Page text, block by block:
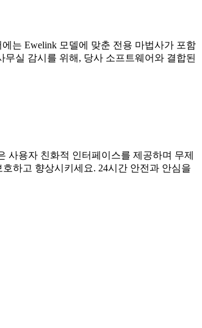
는 Ewelink 모델에 맞춘 전용 마법사가 포함
실 감시를 위해, 당사 소프트웨어와 결합된
사용자 친화적 인터페이스를 제공하며 무제
하고 향상시키세요. 24시간 안전과 안심을